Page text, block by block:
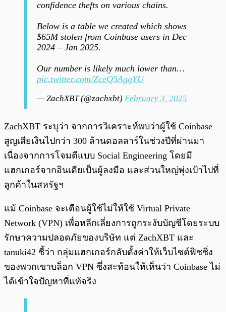
confidence thefts on various chains.
Below is a table we created which shows
$65M stolen from Coinbase users in Dec
2024 – Jan 2025.
Our number is likely much lower than…
pic.twitter.com/ZceQ5AggYU
— ZachXBT (@zachxbt) February 3, 2025
ZachXBT ระบุว่า จากการวิเคราะห์พบว่าผู้ใช้ Coinbase
สูญเสียเงินไปกว่า 300 ล้านดอลลาร์ในช่วงปีที่ผ่านมา
เนื่องจากการโจมตีแบบ Social Engineering โดยมี
แฮกเกอร์จากอินเดียเป็นผู้ลงมือ และส่วนใหญ่พุ่งเป้าไปที่
ลูกค้าในสหรัฐฯ
แม้ Coinbase จะเตือนผู้ใช้ไม่ให้ใช้ Virtual Private
Network (VPN) เพื่อหลีกเลี่ยงการถูกระงับบัญชีโดยระบบ
รักษาความปลอดภัยของบริษัท แต่ ZachXBT และ
tanuki42 ชี้ว่า กลุ่มแฮกเกอร์กลับตั้งค่าให้เว็บไซต์ฟิชชิ่ง
ของพวกเขาบล็อก VPN ซึ่งสะท้อนให้เห็นว่า Coinbase ไม่
ได้เข้าใจปัญหาที่แท้จริง